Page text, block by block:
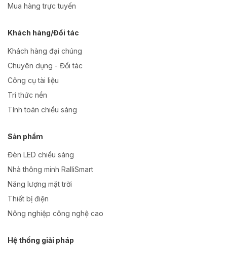
Mua hàng trực tuyến
Khách hàng/Đối tác
Khách hàng đại chúng
Chuyên dụng - Đối tác
Công cụ tài liệu
Tri thức nền
Tính toán chiếu sáng
Sản phẩm
Đèn LED chiếu sáng
Nhà thông minh RalliSmart
Năng lượng mặt trời
Thiết bị điện
Nông nghiệp công nghệ cao
Hệ thống giải pháp